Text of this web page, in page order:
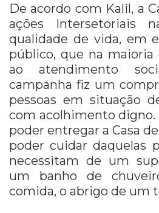
De acordo com Kalil, a
ações Intersetoriais
qualidade de vida, em
público, que na maioria
ao atendimento
campanha fiz um
pessoas em situação
com acolhimento
poder entregar a Casa
poder cuidar daquelas
necessitam de um
um banho de
comida, o abrigo de um